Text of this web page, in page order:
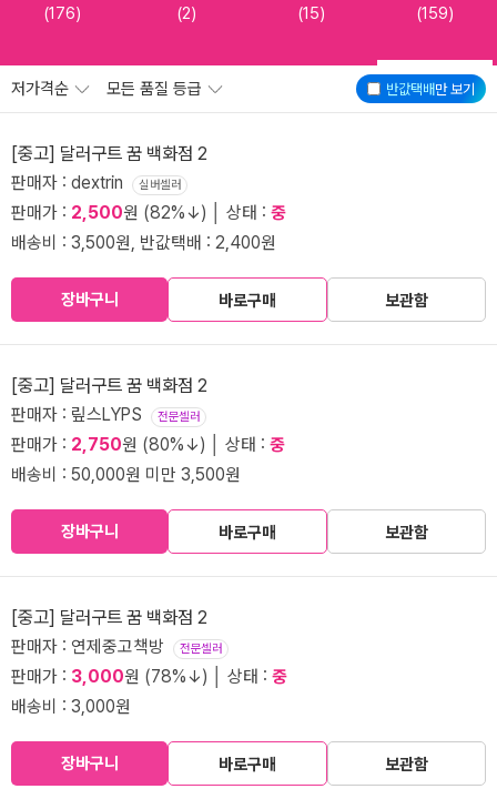
(176) (2) (15) (159)
반값택배만 보기
저가격순 모든 품질 등급
[중고] 달러구트 꿈 백화점 2
판매자 : dextrin 실버셀러
판매가 : 2,500원 (82%↓) │ 상태 : 중
배송비 : 3,500원, 반값택배 : 2,400원
장바구니 바로구매 보관함
[중고] 달러구트 꿈 백화점 2
판매자 : 맆스LYPS 전문셀러
판매가 : 2,750원 (80%↓) │ 상태 : 중
배송비 : 50,000원 미만 3,500원
장바구니 바로구매 보관함
[중고] 달러구트 꿈 백화점 2
판매자 : 연제중고책방 전문셀러
판매가 : 3,000원 (78%↓) │ 상태 : 중
배송비 : 3,000원
장바구니 바로구매 보관함